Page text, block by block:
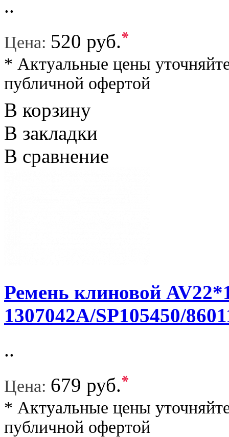
..
Цена: 520 руб.*
* Актуальные цены
публичной офертой
В корзину
В закладки
В сравнение
Ремень клиновой
1307042A/SP105450/
..
Цена: 679 руб.*
* Актуальные цены
публичной офертой